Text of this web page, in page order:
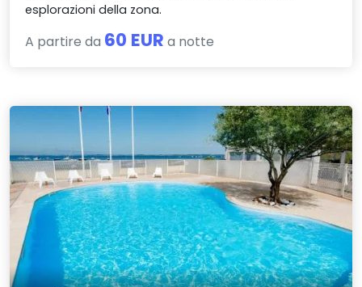
esplorazioni della zona.
A partire da 60 EUR a notte